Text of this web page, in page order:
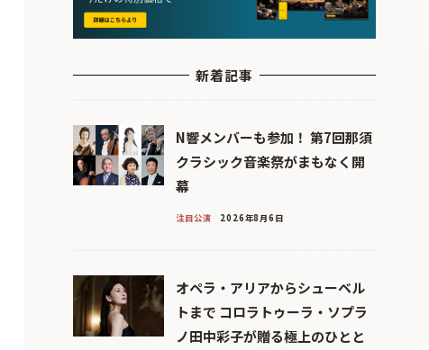
新着記事
N響メンバーも参加！ 第7回那須
クラシック音楽祭がまもなく開
幕
注目公演 2026年8月6日
オペラ・アリアからシューベル
トまで コロラトゥーラ・ソプラ
ノ田中彩子が贈る極上のひとと